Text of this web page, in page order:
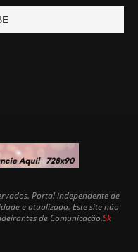
Portal independente de
e atualizada. Este site não
de Comunicação.Sk